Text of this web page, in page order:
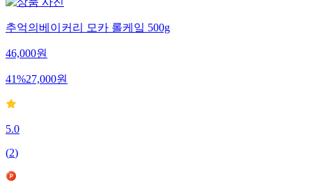
추억의베이커리 모카 롤케잌 500g
46,000원
41%27,000원
5.0
(2)